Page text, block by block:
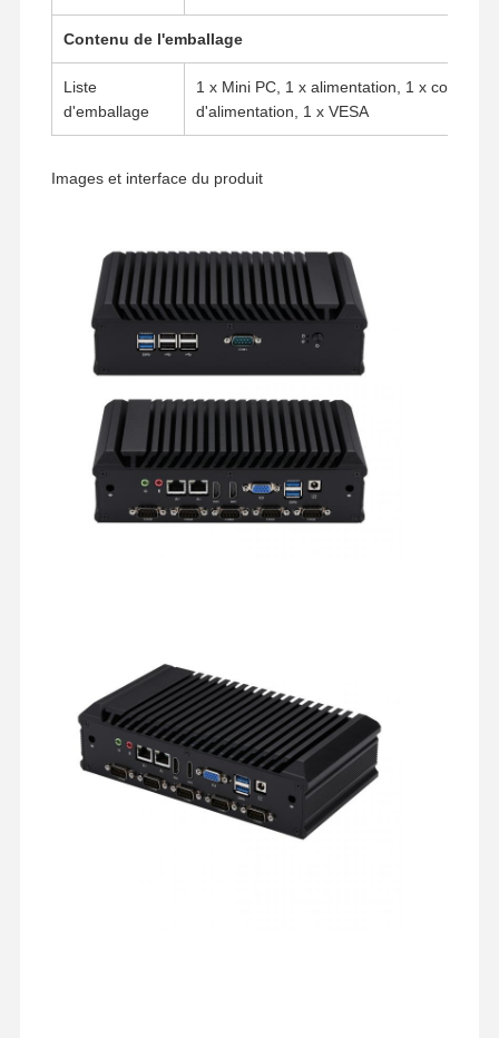
Contenu de l'emballage
Liste
d'emballage
1 x Mini PC, 1 x alimentation, 1 x cordon
d'alimentation, 1 x VESA
Images et interface du produit